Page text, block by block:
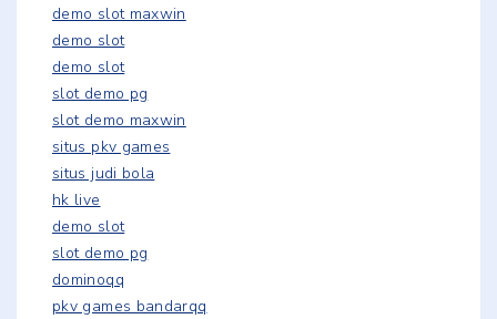
demo slot maxwin
demo slot
demo slot
slot demo pg
slot demo maxwin
situs pkv games
situs judi bola
hk live
demo slot
slot demo pg
dominoqq
pkv games bandarqq